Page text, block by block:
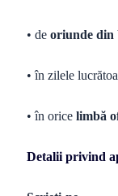
• de oriunde din
• în zilele
• în orice limbă
Detalii privind